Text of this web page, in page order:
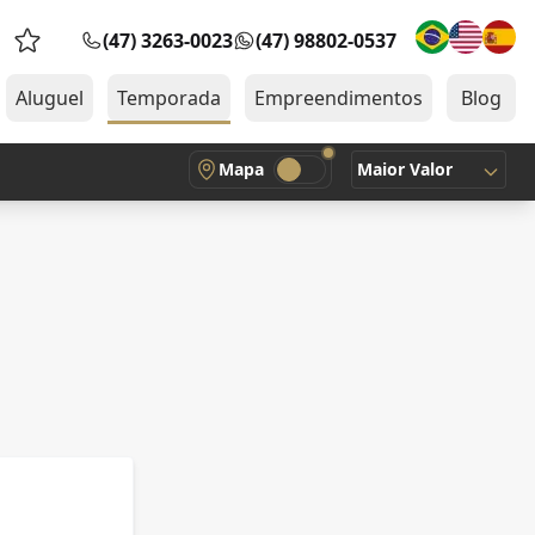
Favoritos (0 itens)
(47) 3263-0023 (47) 98802-0537
Aluguel Temporada Empreendimentos Blog
Mapa Maior Valor